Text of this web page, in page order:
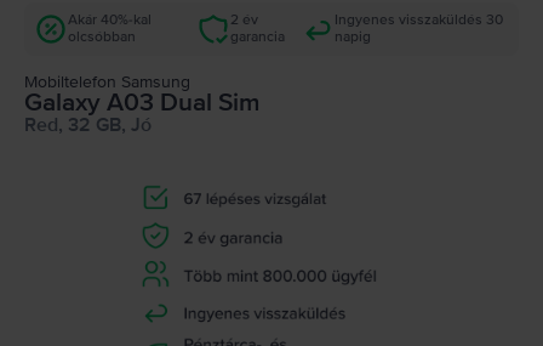
Akár 40%-kal
olcsóbban
2 év
garancia
Ingyenes visszaküldés 30
napig
Mobiltelefon Samsung
Galaxy A03 Dual Sim
Red, 32 GB, Jó